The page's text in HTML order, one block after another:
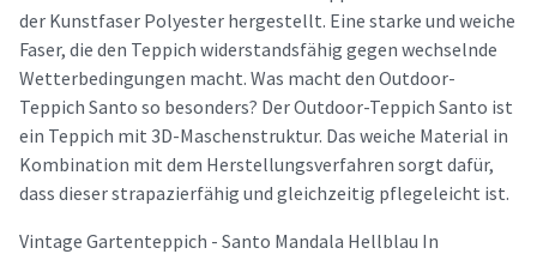
der Kunstfaser Polyester hergestellt. Eine starke und weiche
Faser, die den Teppich widerstandsfähig gegen wechselnde
Wetterbedingungen macht. Was macht den Outdoor-
Teppich Santo so besonders? Der Outdoor-Teppich Santo ist
ein Teppich mit 3D-Maschenstruktur. Das weiche Material in
Kombination mit dem Herstellungsverfahren sorgt dafür,
dass dieser strapazierfähig und gleichzeitig pflegeleicht ist.
Vintage Gartenteppich - Santo Mandala Hellblau In